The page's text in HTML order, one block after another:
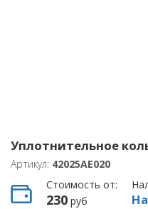
Уплотнительное
Артикул: 42025AE020
Стоимость от:
230 руб